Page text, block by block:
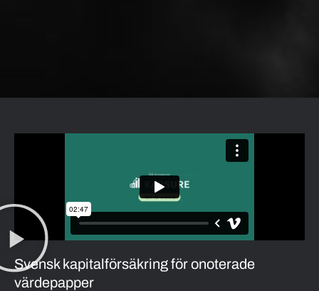
Svensk kapitalförsäkring för onoterade
värdepapper